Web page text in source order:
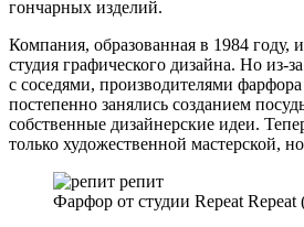
гончарных изделий.
Компания, образованная в 1984 году,
студия графического дизайна. Но из-
с соседями, производителями
постепенно занялись созданием
собственные дизайнерские идеи.
только художественной мастерской,
Фарфор от студии Repeat